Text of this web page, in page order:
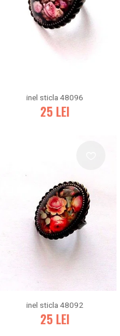
inel sticla 48096
25 LEI
inel sticla 48092
25 LEI